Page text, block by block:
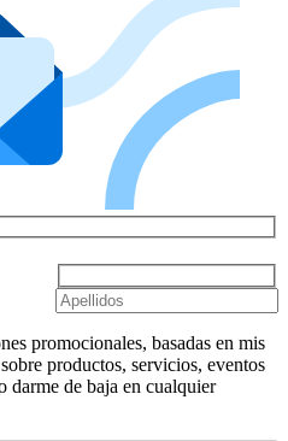
promocionales, basadas en mis
productos, servicios, eventos
darme de baja en cualquier